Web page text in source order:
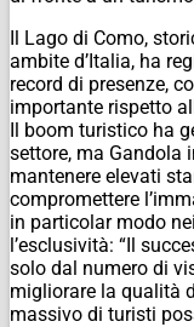
Il Lago di Como,
ambite d’Italia, ha
record di presenze,
importante rispetto
Il boom turistico ha
settore, ma Gandola
mantenere elevati
compromettere
in particolar modo
l’esclusività: “Il
solo dal numero di
migliorare la qualità
massivo di turisti